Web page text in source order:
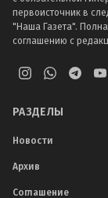
первоисточник в
"Наша Газета".
соглашению с
РАЗДЕЛЫ
Новости
Архив
Соглашение